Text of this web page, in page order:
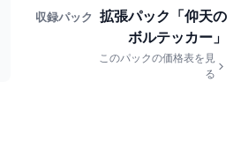
収録パック
拡張パック「仰天の
ボルテッカー」
このパックの価格表を見
る